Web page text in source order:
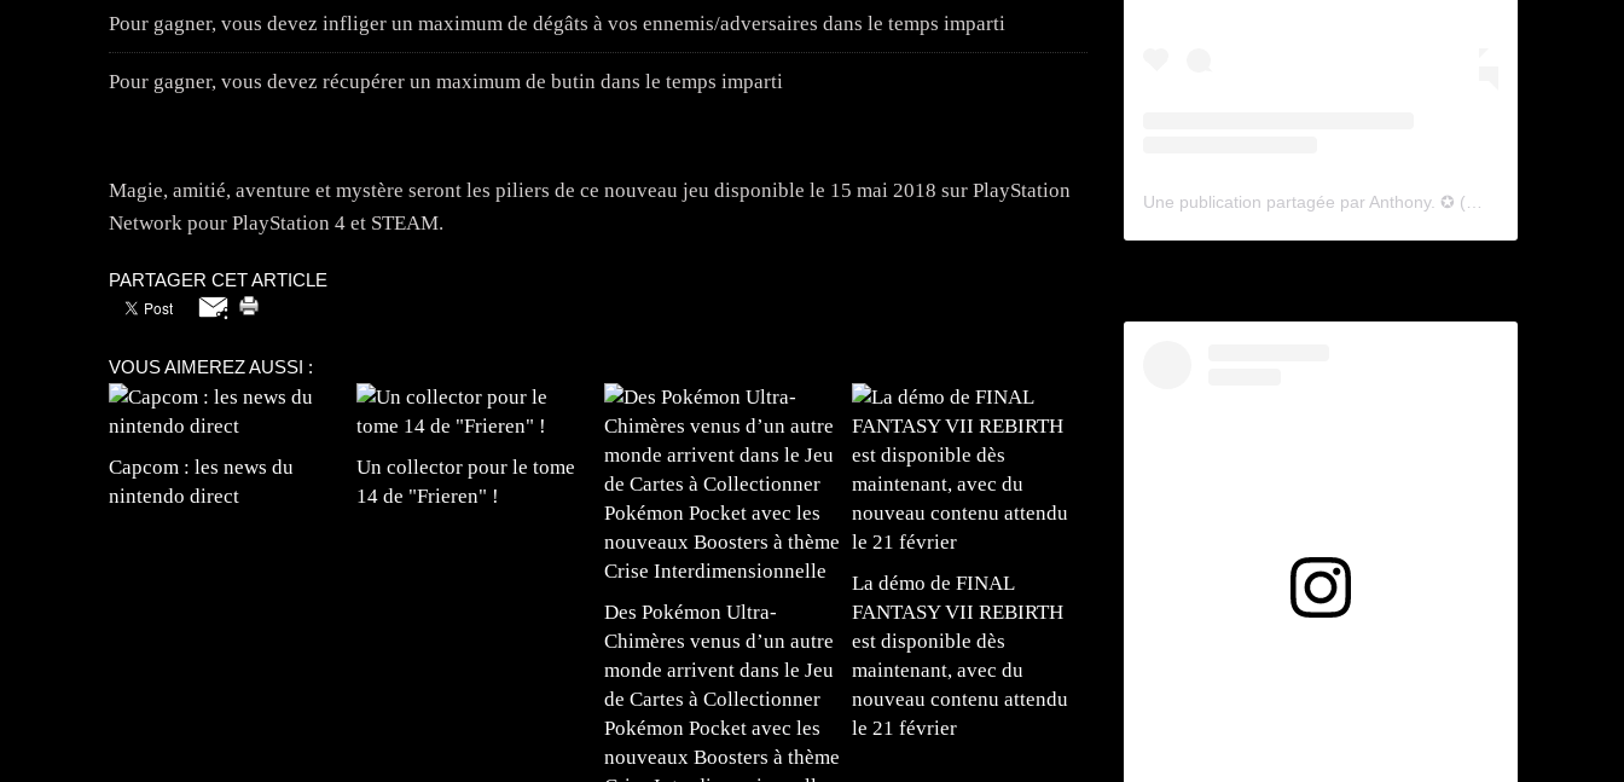
Pour gagner, vous devez infliger un maximum de dégâts à vos ennemis/adversaires dans le temps imparti
Pour gagner, vous devez récupérer un maximum de butin dans le temps imparti
Magie, amitié, aventure et mystère seront les piliers de ce nouveau jeu disponible le 15 mai 2018 sur PlayStation
Network pour PlayStation 4 et STEAM.
PARTAGER CET ARTICLE
VOUS AIMEREZ AUSSI :
Capcom : les news du
nintendo direct
Un collector pour le tome
14 de "Frieren" !
Des Pokémon Ultra-
Chimères venus d’un autre
monde arrivent dans le Jeu
de Cartes à Collectionner
Pokémon Pocket avec les
nouveaux Boosters à thème
La démo de FINAL
FANTASY VII REBIRTH
est disponible dès
maintenant, avec du
nouveau contenu attendu
le 21 février